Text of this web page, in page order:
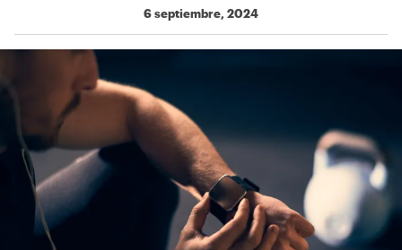
6 septiembre, 2024